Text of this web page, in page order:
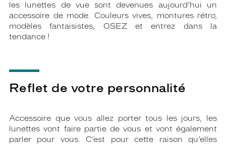
les lunettes de vue sont devenues aujourd’hui un
accessoire de mode. Couleurs vives, montures rétro,
modèles fantaisistes, OSEZ et entrez dans la
tendance !
Reflet de votre personnalité
Accessoire que vous allez porter tous les jours, les
lunettes vont faire partie de vous et vont également
parler pour vous. C’est pour cette raison qu’elles